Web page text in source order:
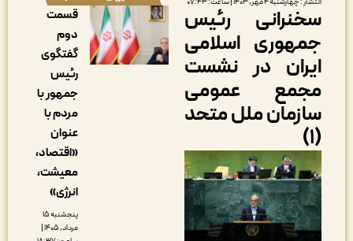
رئیس
اسلامی
در نشست
عمومی
ملل متحد
قسمت
دوم
گفتگوی
جمهور با
«اقتصاد،
معیشت،
پنجشنبه ۱۵
مرداد, ۱۴۰۵ |